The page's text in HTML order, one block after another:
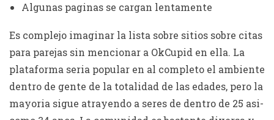
Algunas paginas se cargan lentamente
Es complejo imaginar la lista sobre sitios sobre citas
para parejas sin mencionar a OkCupid en ella. La
plataforma seri­a popular en al completo el ambiente
dentro de gente de la totalidad de las edades, pero la
mayoria sigue atrayendo a seres de dentro de 25 asi­